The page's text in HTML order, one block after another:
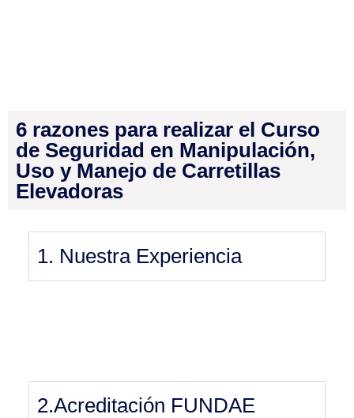
6 razones para realizar el Curso
de Seguridad en Manipulación,
Uso y Manejo de Carretillas
Elevadoras
1. Nuestra Experiencia
2.Acreditación FUNDAE